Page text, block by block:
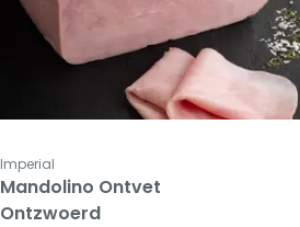
Imperial
Mandolino Ontvet
Ontzwoerd